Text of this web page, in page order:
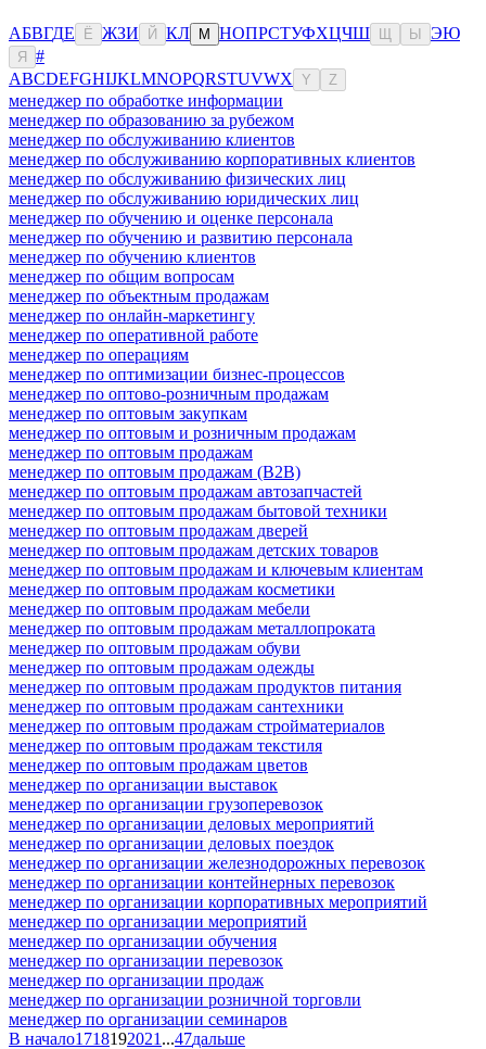
АБВГДЕ Ё ЖЗИ Й КЛ М НОПРСТУФХЦЧШ Ы ЭЮ
Я
#
ABCDEFGHIJKLMNOPQRSTUVWX Y Z
менеджер по обработке информации
менеджер по образованию за рубежом
менеджер по обслуживанию клиентов
менеджер по обслуживанию корпоративных клиентов
менеджер по обслуживанию физических лиц
менеджер по обслуживанию юридических лиц
менеджер по обучению и оценке персонала
менеджер по обучению и развитию персонала
менеджер по обучению клиентов
менеджер по общим вопросам
менеджер по объектным продажам
менеджер по онлайн-маркетингу
менеджер по оперативной работе
менеджер по операциям
менеджер по оптимизации бизнес-процессов
менеджер по оптово-розничным продажам
менеджер по оптовым закупкам
менеджер по оптовым и розничным продажам
менеджер по оптовым продажам
менеджер по оптовым продажам (B2B)
менеджер по оптовым продажам автозапчастей
менеджер по оптовым продажам бытовой техники
менеджер по оптовым продажам дверей
менеджер по оптовым продажам детских товаров
менеджер по оптовым продажам и ключевым клиентам
менеджер по оптовым продажам косметики
менеджер по оптовым продажам мебели
менеджер по оптовым продажам металлопроката
менеджер по оптовым продажам обуви
менеджер по оптовым продажам одежды
менеджер по оптовым продажам продуктов питания
менеджер по оптовым продажам сантехники
менеджер по оптовым продажам стройматериалов
менеджер по оптовым продажам текстиля
менеджер по оптовым продажам цветов
менеджер по организации выставок
менеджер по организации грузоперевозок
менеджер по организации деловых мероприятий
менеджер по организации деловых поездок
менеджер по организации железнодорожных перевозок
менеджер по организации контейнерных перевозок
менеджер по организации корпоративных мероприятий
менеджер по организации мероприятий
менеджер по организации обучения
менеджер по организации перевозок
менеджер по организации продаж
менеджер по организации розничной торговли
менеджер по организации семинаров
В начало1718192021 ...47дальше